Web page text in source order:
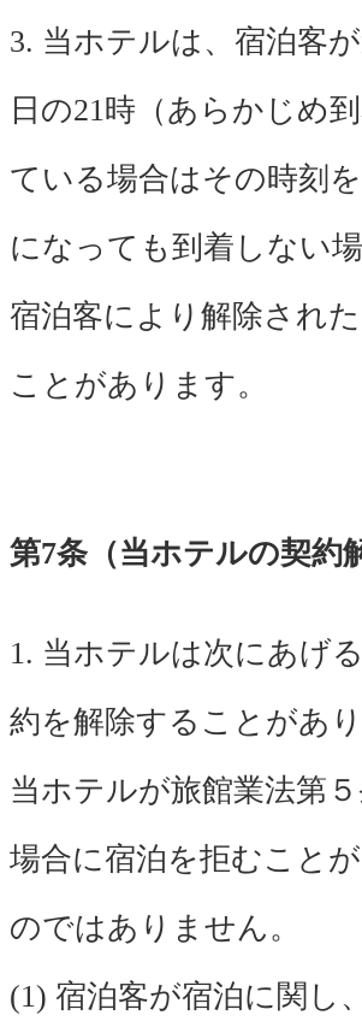
3. 当ホテルは、宿泊客
日の21時（あらかじめ
ている場合はその時刻
になっても到着しない
宿泊客により解除され
ことがあります。
第7条（当ホテルの契約
1. 当ホテルは次にあげ
約を解除することがあ
当ホテルが旅館業法第
場合に宿泊を拒むこと
のではありません。
(1) 宿泊客が宿泊に関し